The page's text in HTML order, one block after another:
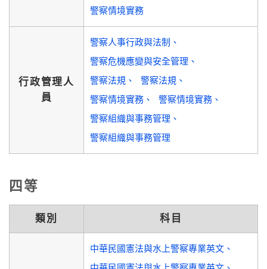
警察情境實務
行政管理人
員
警察人事行政與法制
警察危機應變與安全管理
警察法規
警察法規
警察情境實務
警察情境實務
警察組織與事務管理
警察組織與事務管理
四等
類別 科目
中華民國憲法與水上警察專業英文